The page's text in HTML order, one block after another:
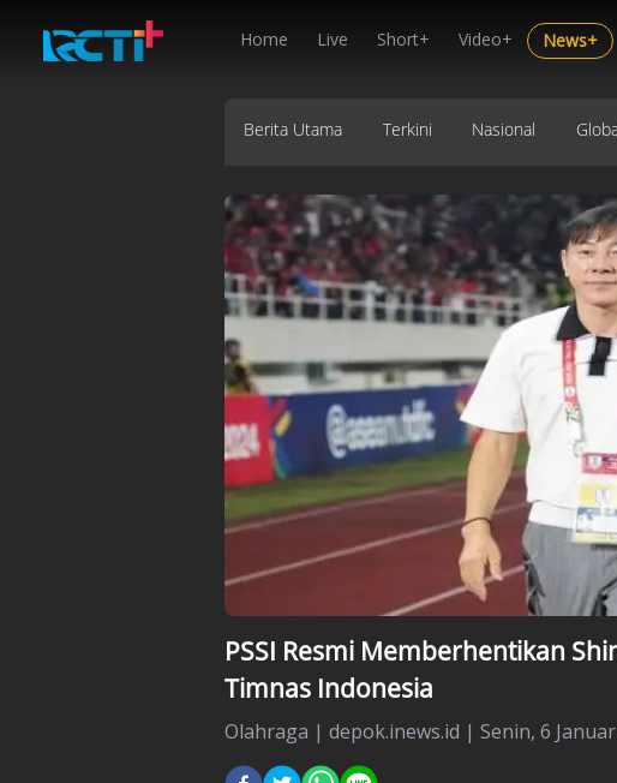
Home Live Short+ Video+ News+
Berita Utama Terkini Nasional
PSSI Resmi Memberhentikan
Timnas Indonesia
Olahraga | depok.inews.id | Senin, 6